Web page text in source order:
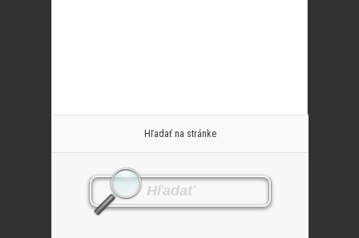
Hľadať na stránke